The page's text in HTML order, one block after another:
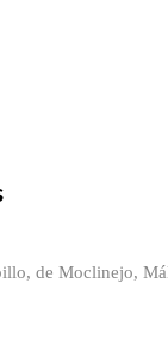
de Moclinejo,